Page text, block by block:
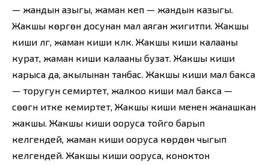
— жандын азыгы, жаман кеп — жандын казыгы.
Жакшы көргөн досунан мал аяган жигитпи. Жакшы
киши үлгү, жаман киши күлкү. Жакшы киши калааны
курат, жаман киши калааны бузат. Жакшы киши
карыса да, акылынан танбас. Жакшы киши мал бакса
— торугун семиртет, жалкоо киши мал бакса —
сөөгүн итке кемиртет, Жакшы киши менен жанашкан
жакшы. Жакшы киши ооруса тойго барып
келгендей, жаман киши ооруса көрдөн чыгып
келгендей. Жакшы киши ооруса, коноктон